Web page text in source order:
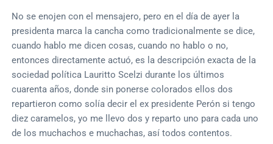
No se enojen con el mensajero, pero en el día de ayer la
presidenta marca la cancha como tradicionalmente se dice,
cuando hablo me dicen cosas, cuando no hablo o no,
entonces directamente actuó, es la descripción exacta de la
sociedad política Lauritto Scelzi durante los últimos
cuarenta años, donde sin ponerse colorados ellos dos
repartieron como solía decir el ex presidente Perón si tengo
diez caramelos, yo me llevo dos y reparto uno para cada uno
de los muchachos e muchachas, así todos contentos.